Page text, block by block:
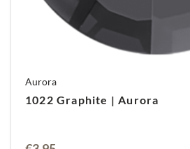
Aurora
1022 Graphite | Aurora